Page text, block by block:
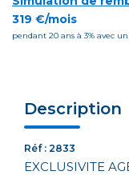
319 €/mois
pendant 20 ans à 3% avec
Description
Réf : 2833
EXCLUSIVITE